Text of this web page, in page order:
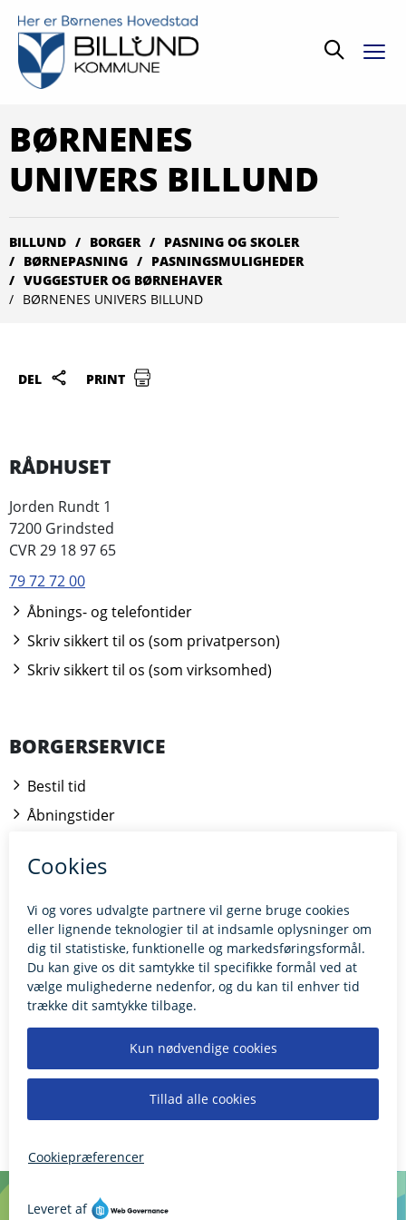
Søg
BØRNENES
UNIVERS BILLUND
BILLUND BORGER
PASNING OG SKOLER
BØRNEPASNING
PASNINGSMULIGHEDER
VUGGESTUER OG BØRNEHAVER
BØRNENES UNIVERS BILLUND
DEL PRINT
RÅDHUSET
Jorden Rundt 1
7200 Grindsted
CVR 29 18 97 65
79 72 72 00
Åbnings- og telefontider
Skriv sikkert til os (som privatperson)
Skriv sikkert til os (som virksomhed)
BORGERSERVICE
Bestil tid
Åbningstider
Kontakt borgerrådgiveren
BILLUND.DK
Tilgængelighedserklæring
Giv feedback til hjemmesiden